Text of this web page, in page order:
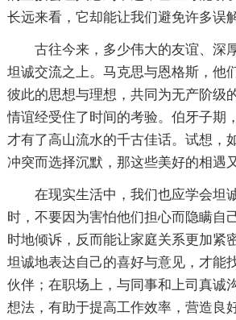
长远来看，它却能让我们避免许多误
古往今来，多少伟大的友谊、深
坦诚交流之上。马克思与恩格斯，他
彼此的思想与理想，共同为无产阶级
情谊经受住了时间的考验。伯牙子期
才有了高山流水的千古佳话。试想，
冲突而选择沉默，那这些美好的相遇
在现实生活中，我们也应学会坦
时，不要因为害怕他们担心而隐瞒自
时地倾诉，反而能让家庭关系更加紧
坦诚地表达自己的喜好与意见，才能
伙伴；在职场上，与同事和上司真诚
想法，有助于提高工作效率，营造良